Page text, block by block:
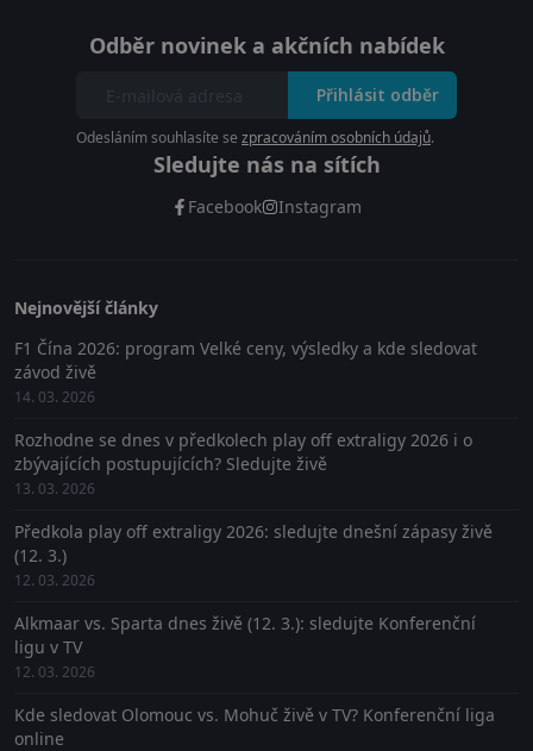
Odběr novinek a akčních nabídek
Přihlásit odběr
Odesláním souhlasíte se zpracováním osobních údajů.
Sledujte nás na sítích
Facebook Instagram
Nejnovější články
F1 Čína 2026: program Velké ceny, výsledky a kde sledovat
závod živě
14. 03. 2026
Rozhodne se dnes v předkolech play off extraligy 2026 i o
zbývajících postupujících? Sledujte živě
13. 03. 2026
Předkola play off extraligy 2026: sledujte dnešní zápasy živě
(12. 3.)
12. 03. 2026
Alkmaar vs. Sparta dnes živě (12. 3.): sledujte Konferenční
ligu v TV
12. 03. 2026
Kde sledovat Olomouc vs. Mohuč živě v TV? Konferenční liga
online